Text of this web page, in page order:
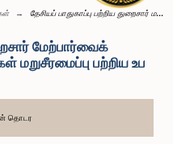
தேசியப் பாதுகாப்பு பற்றிய துறைசார் ம...
மேற்பார்வைக்
மறுசீரமைப்பு பற்றிய உப
தொடர